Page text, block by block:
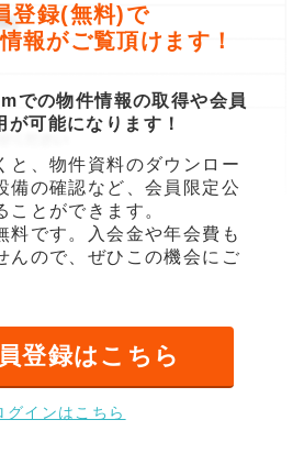
登録(無料)で
報がご覧頂けます！
での物件情報の取得や会員
が可能になります！
と、物件資料のダウンロー
備の確認など、会員限定公
ことができます。
料です。入会金や年会費も
んので、ぜひこの機会にご
登録はこちら
グインはこちら